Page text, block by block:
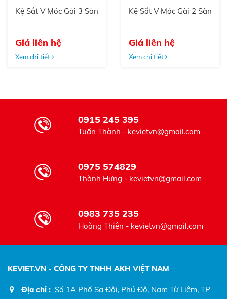
Kệ Sắt V Móc Gài 3 Sàn
Giá liên hệ
Xem chi tiết
Kệ Sắt V Móc Gài 2 Sàn
Giá liên hệ
Xem chi tiết
0915 245 395
Tuấn Thành - kevietvn@gmail.com
0975 574829
Thành Hưng - kevietvn@gmail.com
0983 735 235
Hoàng Thiên - kevietvn@gmail.com
KEVIET.VN - CÔNG TY TNHH AKH VIỆT NAM
Địa chỉ : Số 1A Phố Sa Đôi, Phú Đô, Nam Từ Liêm, TP